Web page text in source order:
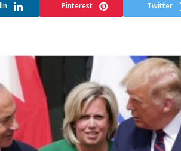
Twitter
Pinterest